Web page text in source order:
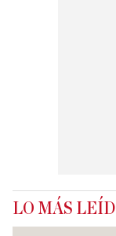
LO MÁS